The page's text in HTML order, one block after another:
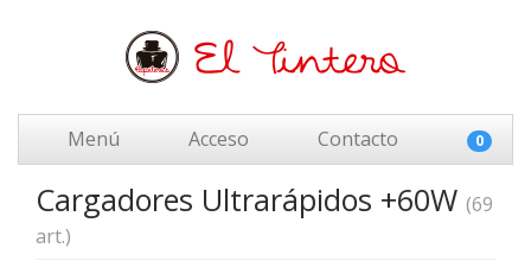
Menú Acceso Contacto 0
Cargadores Ultrarápidos +60W (69
art.)